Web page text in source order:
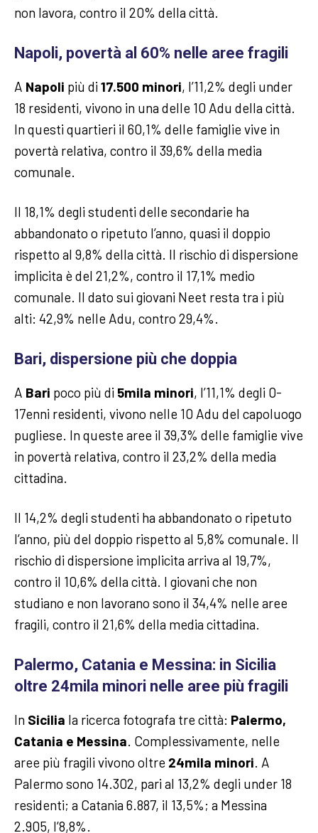
non lavora, contro il 20% della città.
Napoli, povertà al 60% nelle aree fragili
A Napoli più di 17.500 minori, l’11,2% degli under
18 residenti, vivono in una delle 10 Adu della città.
In questi quartieri il 60,1% delle famiglie vive in
povertà relativa, contro il 39,6% della media
comunale.
Il 18,1% degli studenti delle secondarie ha
abbandonato o ripetuto l’anno, quasi il doppio
rispetto al 9,8% della città. Il rischio di dispersione
implicita è del 21,2%, contro il 17,1% medio
comunale. Il dato sui giovani Neet resta tra i più
alti: 42,9% nelle Adu, contro 29,4%.
Bari, dispersione più che doppia
A Bari poco più di 5mila minori, l’11,1% degli 0-
17enni residenti, vivono nelle 10 Adu del capoluogo
pugliese. In queste aree il 39,3% delle famiglie vive
in povertà relativa, contro il 23,2% della media
cittadina.
Il 14,2% degli studenti ha abbandonato o ripetuto
l’anno, più del doppio rispetto al 5,8% comunale. Il
rischio di dispersione implicita arriva al 19,7%,
contro il 10,6% della città. I giovani che non
studiano e non lavorano sono il 34,4% nelle aree
fragili, contro il 21,6% della media cittadina.
Palermo, Catania e Messina: in Sicilia
oltre 24mila minori nelle aree più fragili
In Sicilia la ricerca fotografa tre città: Palermo,
Catania e Messina. Complessivamente, nelle
aree più fragili vivono oltre 24mila minori. A
Palermo sono 14.302, pari al 13,2% degli under 18
residenti; a Catania 6.887, il 13,5%; a Messina
2.905, l’8,8%.